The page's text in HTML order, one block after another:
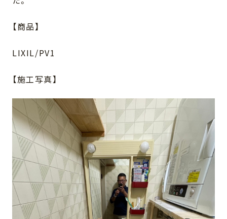
【商品】
LIXIL/PV1
【施工写真】